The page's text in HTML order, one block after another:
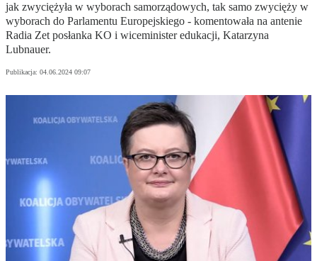
jak zwyciężyła w wyborach samorządowych, tak samo zwycięży w
wyborach do Parlamentu Europejskiego - komentowała na antenie
Radia Zet posłanka KO i wiceminister edukacji, Katarzyna
Lubnauer.
Publikacja: 04.06.2024 09:07